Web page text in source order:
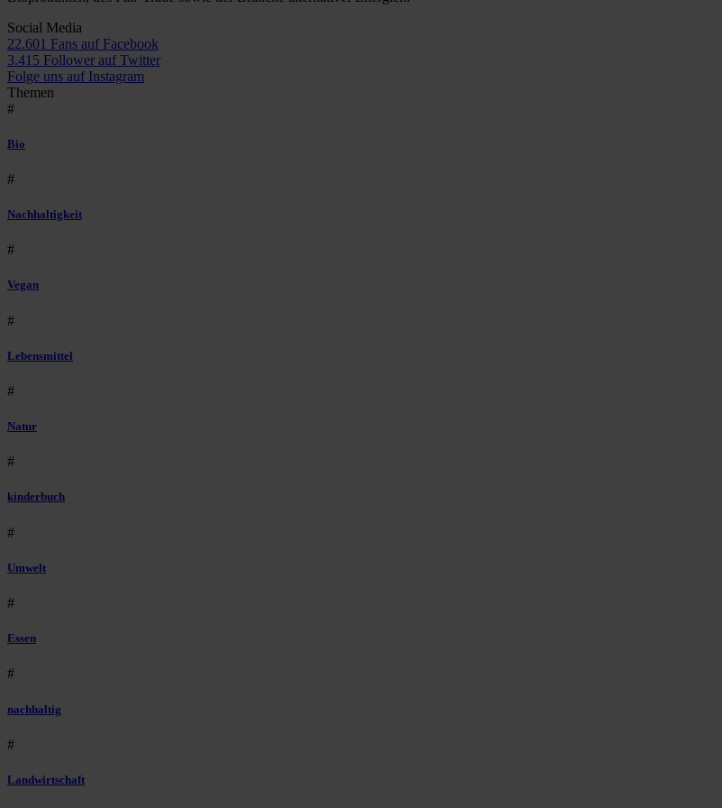
Social Media
22.601 Fans auf Facebook
3.415 Follower auf Twitter
Folge uns auf Instagram
Themen
#
Bio
#
Nachhaltigkeit
#
Vegan
#
Lebensmittel
#
Natur
#
kinderbuch
#
Umwelt
#
Essen
#
nachhaltig
#
Landwirtschaft